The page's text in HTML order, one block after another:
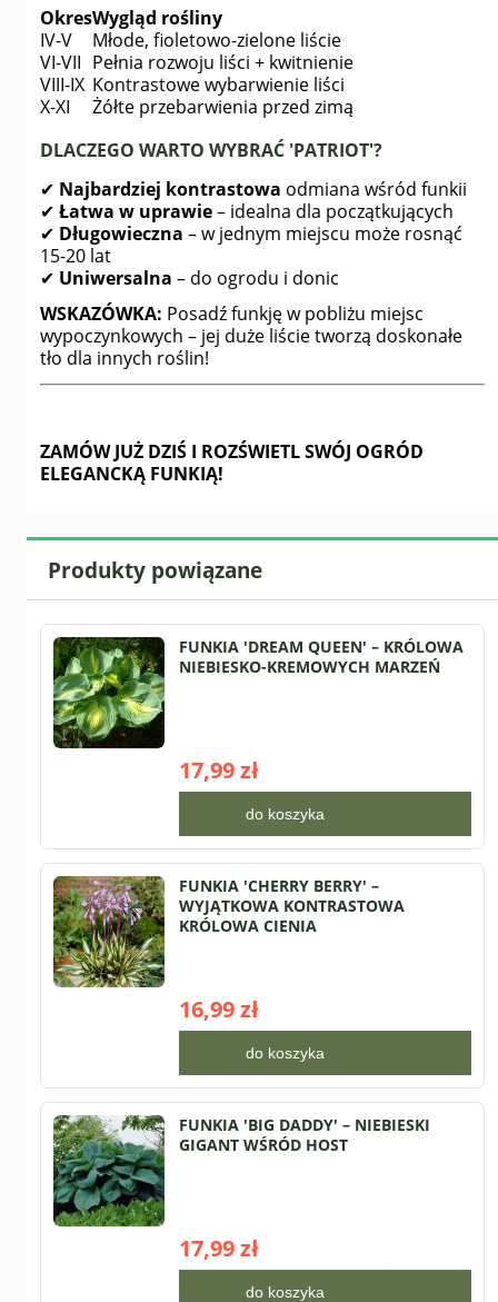
OkresWygląd rośliny
IV-V
Młode, fioletowo-zielone liście
VI-VII Pełnia rozwoju liści + kwitnienie
VIII-IX Kontrastowe wybarwienie liści
X-XI
Żółte przebarwienia przed zimą
DLACZEGO WARTO WYBRAĆ 'PATRIOT'?
✔ Najbardziej kontrastowa odmiana wśród funkii
✔ Łatwa w uprawie– idealna dla początkujących
✔ Długowieczna – w jednym miejscu może rosnąć
15-20 lat
✔ Uniwersalna – do ogrodu i donic
WSKAZÓWKA: Posadź funkję w pobliżu miejsc
wypoczynkowych – jej duże liście tworzą doskonałe
tło dla innych roślin!
ZAMÓW JUŻ DZIŚ I ROZŚWIETL SWÓJ OGRÓD
ELEGANCKĄ FUNKIĄ!
Produkty powiązane
FUNKIA 'DREAM QUEEN' – KRÓLOWA
NIEBIESKO-KREMOWYCH MARZEŃ
17,99 zł
do koszyka
FUNKIA 'CHERRY BERRY' –
WYJĄTKOWA KONTRASTOWA
KRÓLOWA CIENIA
16,99 zł
do koszyka
FUNKIA 'BIG DADDY' – NIEBIESKI
GIGANT WŚRÓD HOST
17,99 zł
do koszyka